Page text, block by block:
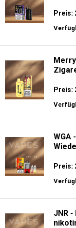
Preis:
Preis:
WGA
Preis:
JNR